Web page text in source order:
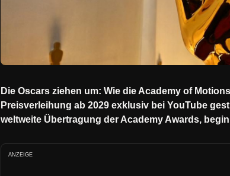
Die Oscars ziehen um: Wie die Academy of
Preisverleihung ab 2029 exklusiv bei YouTube
weltweite Übertragung der Academy Awards,
ANZEIGE